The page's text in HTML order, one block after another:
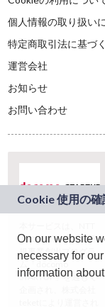
個人情報の取り扱い
特定商取引法に基づ
運営会社
お知らせ
お問い合わせ
ドコモグループの新
規事業創出プログラ
ム「docomo
STARTUP」を通じて
On our website
necessary for
information